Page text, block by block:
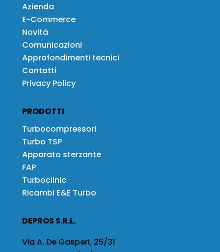
Azienda
E-Commerce
Novità
Comunicazioni
Approfondimenti tecnici
Contatti
Privacy Policy
PRODOTTI
Turbocompressori
Turbo TSP
Apparato sterzante
FAP
Turboclinic
Ricambi E&E Turbo
DEPROS S.R.L.
Via A. De Gasperi, 25/31